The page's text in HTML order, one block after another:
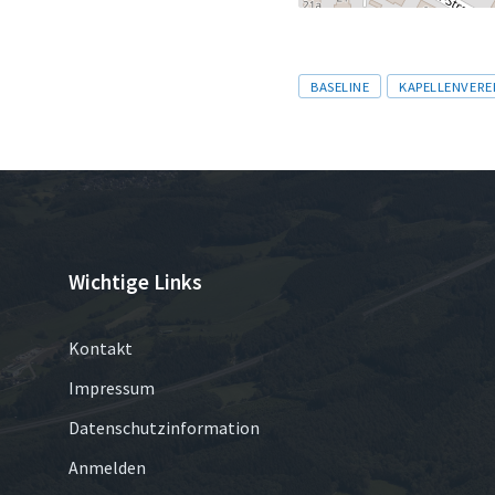
Tags
BASELINE
Wichtige Links
Kontakt
Impressum
Datenschutzinformation
Anmelden